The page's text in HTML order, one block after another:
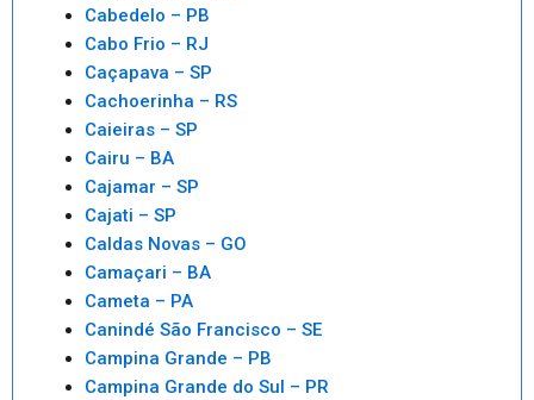
Cabedelo – PB
Cabo Frio – RJ
Caçapava – SP
Cachoerinha – RS
Caieiras – SP
Cairu – BA
Cajamar – SP
Cajati – SP
Caldas Novas – GO
Camaçari – BA
Cameta – PA
Canindé São Francisco – SE
Campina Grande – PB
Campina Grande do Sul – PR